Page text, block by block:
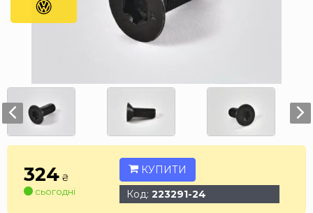
324 ₴
сьогодні
КУПИТИ
Код: 223291-24